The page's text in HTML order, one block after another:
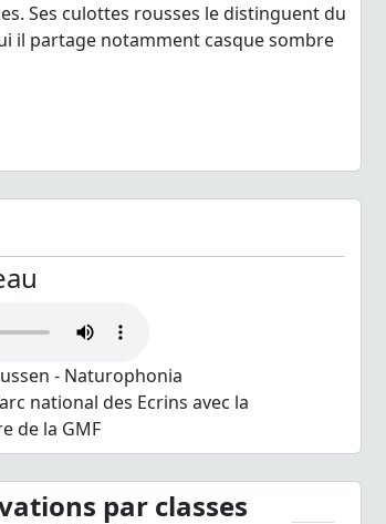
Ses culottes rousses le distinguent du
il partage notamment casque sombre
- Naturophonia
national des Ecrins avec la
de la GMF
par classes